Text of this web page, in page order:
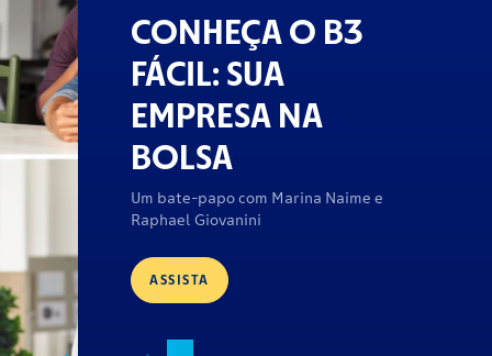
CONHEÇA O B3
FÁCIL: SUA
EMPRESA NA
BOLSA
Um bate-papo com Marina Naime e
Raphael Giovanini
ASSISTA